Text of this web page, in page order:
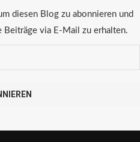
diesen Blog zu abonnieren und
Beiträge via E-Mail zu erhalten.